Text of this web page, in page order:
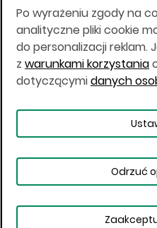
Japonii, ani w dowolnej
taki materiał byłby
których zgodne z
inwestycyjnych nie jest
jest możliwe złożenie
w danej jurysdykcji
nabycie
Copyright © 2026 BOŚ |
Warunki korzystania
Po wyrażeniu zgody na
analityczne pliki cookie
do personalizacji reklam.
z warunkami korzystania
dotyczącymidanych
Odrzuć